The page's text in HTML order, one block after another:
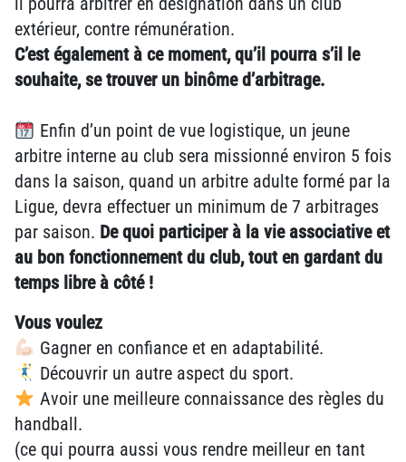
extérieur, contre rémunération.
C’est également à ce moment, qu’il pourra s’il le
souhaite, se trouver un binôme d’arbitrage.
Enfin d’un point de vue logistique, un jeune
arbitre interne au club sera missionné environ 5 fois
dans la saison, quand un arbitre adulte formé par la
Ligue, devra effectuer un minimum de 7 arbitrages
par saison. De quoi participer à la vie associative et
au bon fonctionnement du club, tout en gardant du
temps libre à côté !
Vous voulez
Gagner en confiance et en adaptabilité.
Découvrir un autre aspect du sport.
Avoir une meilleure connaissance des règles du
handball.
(ce qui pourra aussi vous rendre meilleur en tant